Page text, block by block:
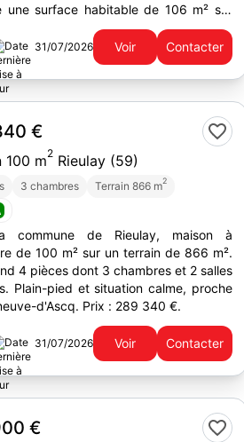
une surface habitable de 106 m² sur
31/07/2026 Voir Contacter
€
100 m2 Rieulay (59)
3 chambres Terrain 866 m2
commune de Rieulay, maison à
de 100 m² sur un terrain de 866 m².
4 pièces dont 3 chambres et 2 salles
Plain-pied et situation calme, proche
d'Ascq. Prix : 289 340 €.
31/07/2026 Voir Contacter
€